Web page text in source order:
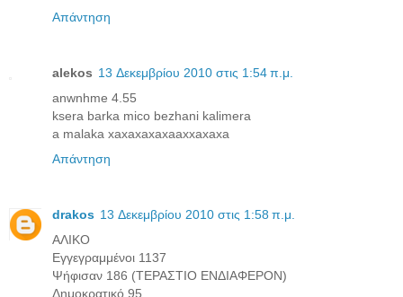
Απάντηση
alekos 13 Δεκεμβρίου 2010 στις 1:54 π.μ.
anwnhme 4.55
ksera barka mico bezhani kalimera
a malaka xaxaxaxaxaaxxaxaxa
Απάντηση
drakos 13 Δεκεμβρίου 2010 στις 1:58 π.μ.
ΑΛΙΚΟ
Εγγεγραμμένοι 1137
Ψήφισαν 186 (ΤΕΡΑΣΤΙΟ ΕΝΔΙΑΦΕΡΟΝ)
Δημοκρατικό 95